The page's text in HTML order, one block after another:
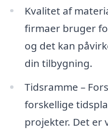
Kvalitet af
firmaer bruger
og det kan
din tilbygning.
Tidsramme –
forskellige
projekter. Det er